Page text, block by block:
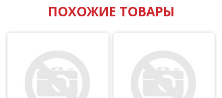
ПОХОЖИЕ ТОВАРЫ